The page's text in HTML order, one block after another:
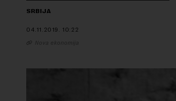
SRBIJA
04.11.2019. 10:22
Nova ekonomija